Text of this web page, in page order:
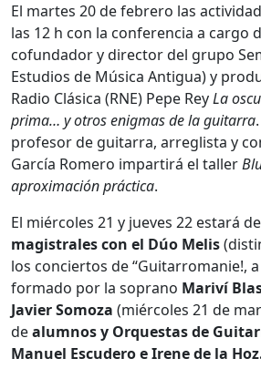
El martes 20 de febrero las
las 12 h con la conferencia a cargo
cofundador y director del grupo
Estudios de Música Antigua) y
Radio Clásica (RNE) Pepe ReyLa
prima… y otros enigmas de la guitarra
profesor de guitarra, arreglista y
García Romero impartirá el taller
aproximación práctica.
El miércoles 21 y jueves 22 estará
magistrales con el Dúo Melis
los conciertos de “Guitarromanie!,
formado por la soprano Mariví
Javier Somoza (miércoles 21 de
dealumnos y Orquestas de
Manuel Escudero e Irene de la